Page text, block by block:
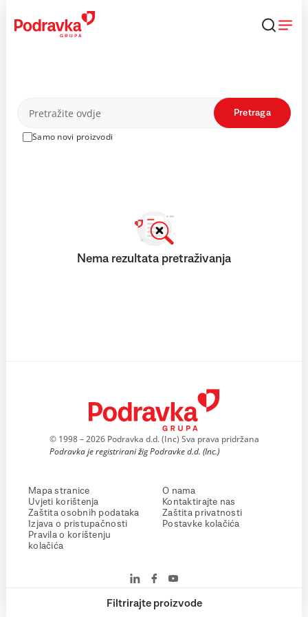
content
Proizvodi
Samo novi proizvodi
Pretraga
Filtrirajte proizvode
Nema rezultata pretraživanja
© 1998 – 2026 Podravka d.d. (Inc) Sva prava pridržana
Podravka je registrirani žig Podravke d.d. (Inc.)
Mapa stranice
Uvjeti korištenja
Zaštita osobnih podataka
Izjava o pristupačnosti
Pravila o korištenju
kolačića
O nama
Kontaktirajte nas
Zaštita privatnosti
Postavke kolačića